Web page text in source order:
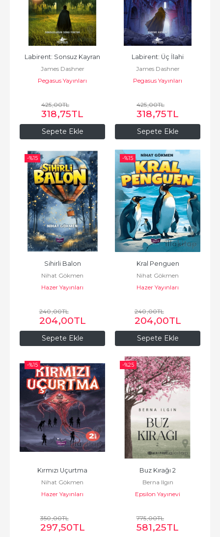
Sepete Ekle
Labirent: Sonsuz Kayran
James Dashner
Pegasus Yayınları
425,00TL
318,75TL
Sepete Ekle
Labirent: Üç İlahi
James Dashner
Pegasus Yayınları
425,00TL
318,75TL
-%15
Sepete Ekle
Sihirli Balon
Nihat Gökmen
Hazer Yayınları
240,00TL
204,00TL
-%15
Sepete Ekle
Kral Penguen
Nihat Gökmen
Hazer Yayınları
240,00TL
204,00TL
-%15
Kırmızı Uçurtma
Nihat Gökmen
Hazer Yayınları
350,00TL
297,50TL
-%25
Buz Kırağı 2
Berna Ilgın
Epsilon Yayınevi
775,00TL
581,25TL